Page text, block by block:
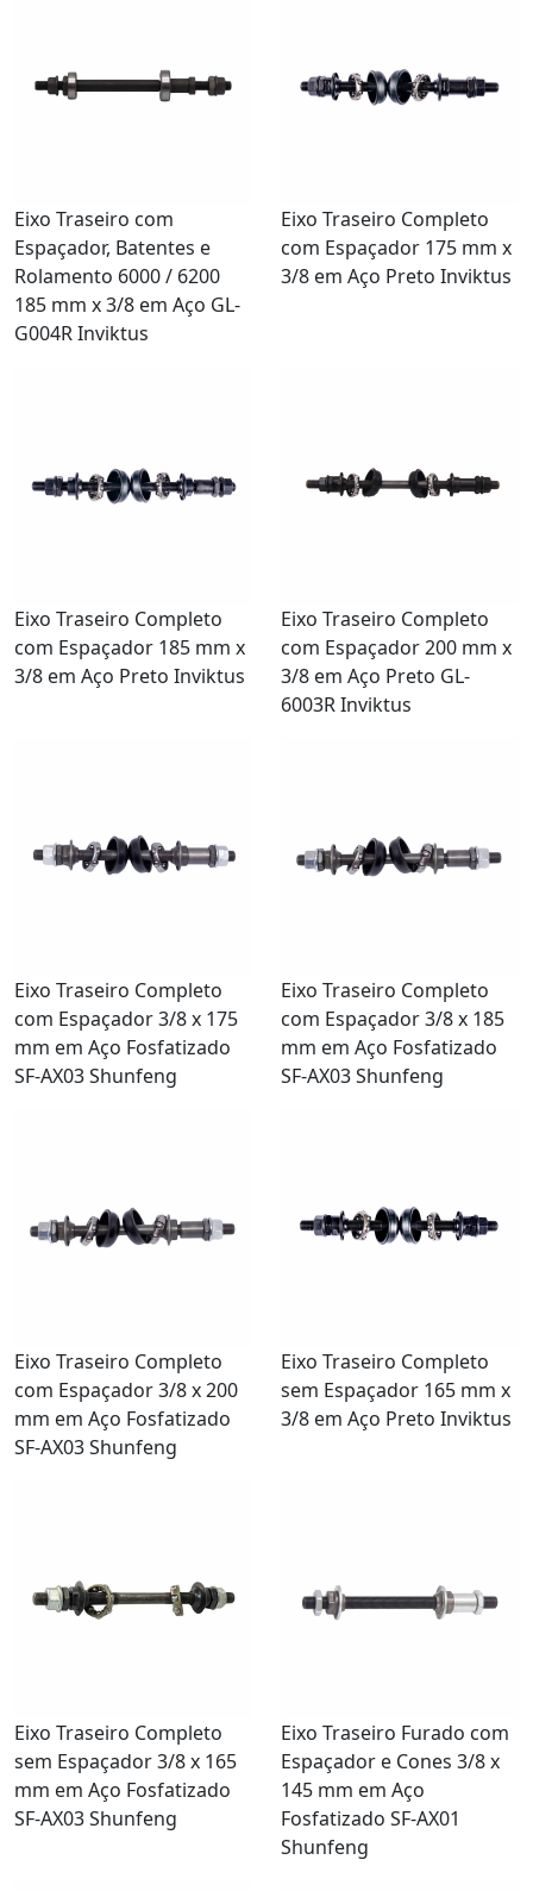
Eixo Traseiro com
Espaçador, Batentes e
Rolamento 6000 / 6200
185 mm x 3/8 em Aço GL-
G004R Inviktus
Eixo Traseiro Completo
com Espaçador 175 mm x
3/8 em Aço Preto Inviktus
Eixo Traseiro Completo
com Espaçador 185 mm x
3/8 em Aço Preto Inviktus
Eixo Traseiro Completo
com Espaçador 200 mm x
3/8 em Aço Preto GL-
6003R Inviktus
Eixo Traseiro Completo
com Espaçador 3/8 x 175
mm em Aço Fosfatizado
SF-AX03 Shunfeng
Eixo Traseiro Completo
com Espaçador 3/8 x 185
mm em Aço Fosfatizado
SF-AX03 Shunfeng
Eixo Traseiro Completo
com Espaçador 3/8 x 200
mm em Aço Fosfatizado
SF-AX03 Shunfeng
Eixo Traseiro Completo
sem Espaçador 165 mm x
3/8 em Aço Preto Inviktus
Eixo Traseiro Completo
sem Espaçador 3/8 x 165
mm em Aço Fosfatizado
SF-AX03 Shunfeng
Eixo Traseiro Furado com
Espaçador e Cones 3/8 x
145 mm em Aço
Fosfatizado SF-AX01
Shunfeng